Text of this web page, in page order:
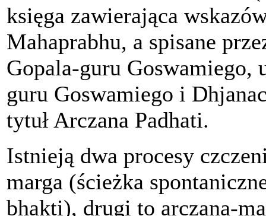
księga zawierająca
Mahaprabhu, a spisane
Gopala-guru Goswamiego,
guru Goswamiego i
tytuł Arczana Padhati.
Istnieją dwa procesy
marga (ścieżka
bhakti), drugi to arczana-